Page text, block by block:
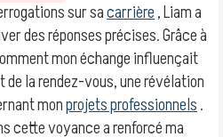
sur sacarrière, Liam a
des réponses précises. Grâce à
mon échange influençait
de la rendez-vous, une révélation
monprojets professionnels.
cette voyance a renforcé ma